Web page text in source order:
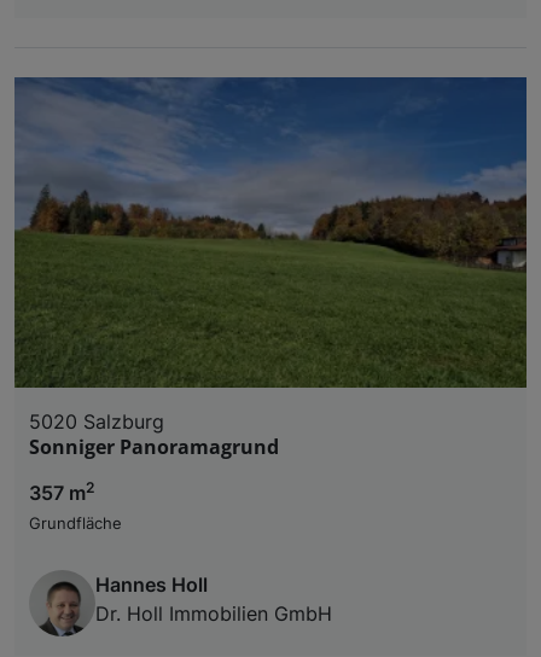
5020 Salzburg
Sonniger Panoramagrund
357 m2
Grundfläche
Hannes Holl
Dr. Holl Immobilien GmbH